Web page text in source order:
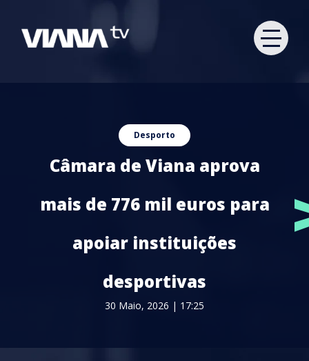
Desporto
Câmara de Viana aprova
mais de 776 mil euros para
apoiar instituições
desportivas
30 Maio, 2026 | 17:25